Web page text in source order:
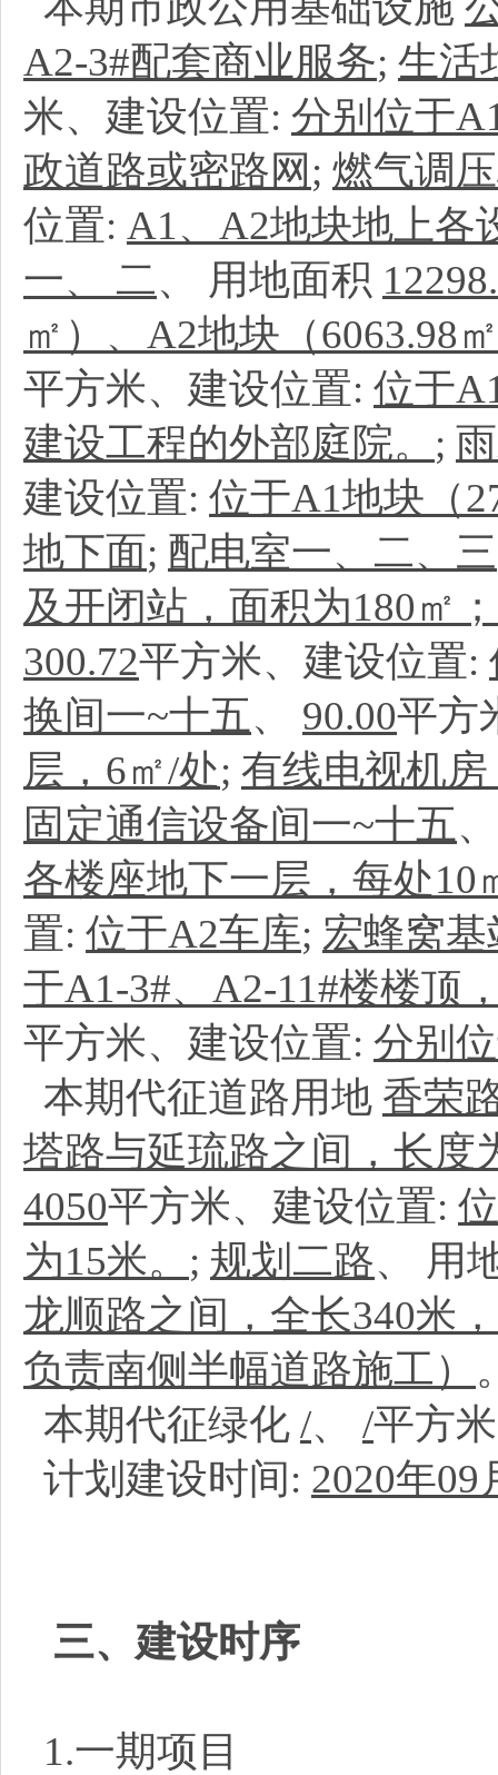
A2-3#配套商业服务; 生活
米、建设位置: 分别位于
政道路或密路网; 燃气调
位置: A1、A2地块地上各
一、 二、 用地面积
㎡）、A2地块（6063.98
平方米、建设位置: 位于
建设工程的外部庭院。 ;
建设位置: 位于A1地块（
地下面; 配电室一、二、三
及开闭站，面积为180㎡
300.72平方米、建设位置:
换间一~十五、 90.00平方
层，6㎡/处; 有线电视机房
固定通信设备间一~十五
各楼座地下一层，每处10
置: 位于A2车库; 宏蜂窝
于A1-3#、A2-11#楼楼顶
平方米、建设位置: 分别
本期代征道路用地 香荣
塔路与延琉路之间，长度
4050平方米、建设位置:
为15米。 ; 规划二路、 用
龙顺路之间，全长340米
负责南侧半幅道路施工）
本期代征绿化 /、 /平方
计划建设时间: 2020年09
三、建设时序
1.一期项目